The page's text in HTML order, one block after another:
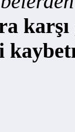
karşı